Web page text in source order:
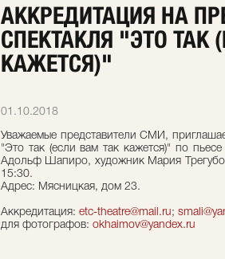
АККРЕДИТАЦИЯ НА
СПЕКТАКЛЯ "ЭТО ТАК
КАЖЕТСЯ)"
01.10.2018
Уважаемые представители СМИ,
"Это так (если вам так кажется)" по
Адольф Шапиро, художник Мария
15:30.
Адрес: Мясницкая, дом 23.
Аккредитация: etc-theatre@mail.ru;
для фотографов: okhaimov@yandex.ru